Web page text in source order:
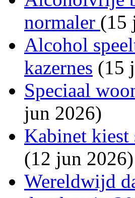
normaler (15
Alcohol
kazernes (15
Speciaal
jun 2026)
Kabinet kiest
(12 jun 2026)
Wereldwijd